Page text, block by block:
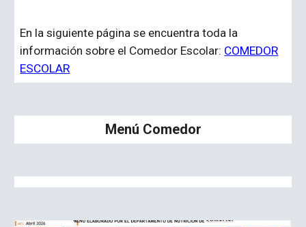
En la siguiente página se encuentra toda la
información sobre el Comedor Escolar: COMEDOR
ESCOLAR
Menú Comedor